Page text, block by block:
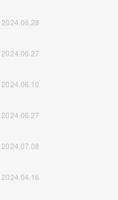
2024.06.28
2024.06.27
2024.06.10
2024.06.27
2024.07.08
2024.04.16